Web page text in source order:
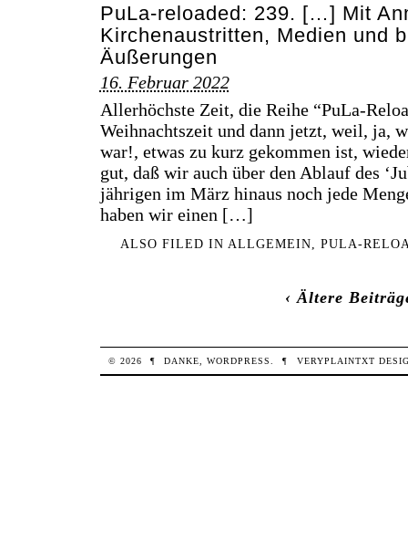
PuLa-reloaded: 239. […] Mit
Kirchenaustritten, Medien und
Äußerungen
16. Februar 2022
Allerhöchste Zeit, die Reihe “PuLa-
Weihnachtszeit und dann jetzt, weil, ja,
war!, etwas zu kurz gekommen ist,
gut, daß wir auch über den Ablauf des
jährigen im März hinaus noch jede
haben wir einen […]
ALSO FILED IN ALLGEMEIN, PULA-
‹ Ältere
© 2026 ¶ DANKE,WORDPRESS ¶ VERYPLAINTXT